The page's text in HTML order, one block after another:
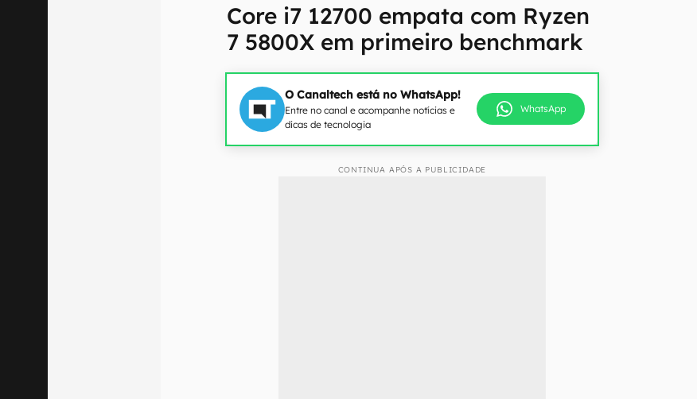
Core i7 12700 empata com Ryzen
7 5800X em primeiro benchmark
O Canaltech está no WhatsApp!
Entre no canal e acompanhe notícias e
dicas de tecnologia
WhatsApp
CONTINUA APÓS A PUBLICIDADE